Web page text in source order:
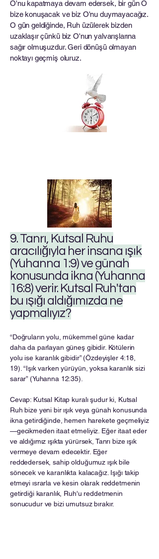
O'nu kapatmaya devam edersek, bir gün O
bize konuşacak ve biz O'nu duymayacağız.
O gün geldiğinde, Ruh üzülerek bizden
uzaklaşır çünkü biz O'nun yalvarışlarına
sağır olmuşuzdur. Geri dönüşü olmayan
noktayı geçmiş oluruz.
9. Tanrı, Kutsal Ruhu
aracılığıyla her insana ışık
(Yuhanna 1:9) ve günah
konusunda ikna (Yuhanna
16:8) verir. Kutsal Ruh'tan
bu ışığı aldığımızda ne
yapmalıyız?
“Doğruların yolu, mükemmel güne kadar
daha da parlayan güneş gibidir. Kötülerin
yolu ise karanlık gibidir” (Özdeyişler 4:18,
19). “Işık varken yürüyün, yoksa karanlık sizi
sarar” (Yuhanna 12:35).
Cevap: Kutsal Kitap kuralı şudur ki, Kutsal
Ruh bize yeni bir ışık veya günah konusunda
ikna getirdiğinde, hemen harekete geçmeliyiz
—gecikmeden itaat etmeliyiz. Eğer itaat eder
ve aldığımız ışıkta yürürsek, Tanrı bize ışık
vermeye devam edecektir. Eğer
reddedersek, sahip olduğumuz ışık bile
sönecek ve karanlıkta kalacağız. Işığı takip
etmeyi ısrarla ve kesin olarak reddetmenin
getirdiği karanlık, Ruh'u reddetmenin
sonucudur ve bizi umutsuz bırakır.